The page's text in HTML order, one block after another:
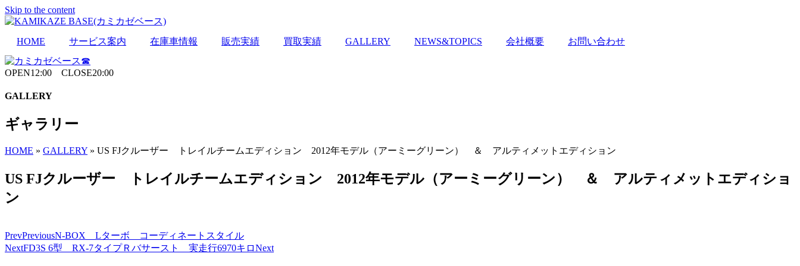
Skip to the content
HOME サービス案内 在庫車情報 販売実績 買取実績 GALLERY NEWS&TOPICS 会社概要 お問い合わせ
OPEN12:00 CLOSE20:00
GALLERY
ギャラリー
HOME » GALLERY » US FJクルーザー トレイルチームエディション 2012年モデル（アーミーグリーン） ＆ アルティメットエディション
US FJクルーザー トレイルチームエディション 2012年モデル（アーミーグリーン） ＆ アルティメットエディショ
ン
PrevPreviousN-BOX Lターボ コーディネートスタイル
NextFD3S 6型 RX-7タイプＲバサースト 実走行6970キロNext